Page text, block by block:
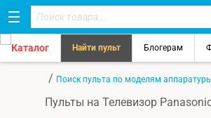
Каталог Найти пульт Блогерам
/ Поиск пульта по моделям
Пульты на Телевизор